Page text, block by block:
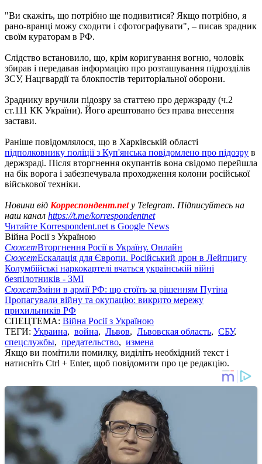
"Ви скажіть, що потрібно ще подивитися? Якщо потрібно, я
рано-вранці можу сходити і сфотографувати", – писав зрадник
своїм кураторам в РФ.
Слідство встановило, що, крім коригування вогню, чоловік
збирав і передавав інформацію про розташування підрозділів
ЗСУ, Нацгвардії та блокпостів територіальної оборони.
Зраднику вручили підозру за статтею про держзраду (ч.2
ст.111 КК України). Його арештовано без права внесення
застави.
Раніше повідомлялося, що в Харківській області
підполковнику поліції з Куп'янська повідомлено про підозру в
держзраді. Після вторгнення окупантів вона свідомо перейшла
на бік ворога і забезпечувала проходження колони російської
військової техніки.
Новини від Корреспондент.netу Telegram. Підписуйтесь на
наш канал https://t.me/korrespondentnet
Читайте Korrespondent.net в Google News
Війна Росії з Україною
СюжетВторгнення Росії в Україну. Онлайн
СюжетЕскалація для Європи. Російський дрон в Лейпцигу
Колумбійські наркокартелі вчаться українській війні
безпілотників - ЗМІ
СюжетЗміни в армії РФ: що стоїть за рішенням Путіна
Пропагували війну та окупацію: викрито мережу
прихильників РФ
СПЕЦТЕМА: Війна Росії з Україною
ТЕГИ: Украина, война, Львов, Львовская область, СБУ,
спецслужбы, предательство, измена
Якщо ви помітили помилку, виділіть необхідний текст і
натисніть Ctrl + Enter, щоб повідомити про це редакцію.